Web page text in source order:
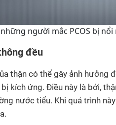
những người mắc PCOS bị
đều
thận có thể gây ảnh hưởng
bị kích ứng. Điều này là bởi,
nước tiểu. Khi quá trình